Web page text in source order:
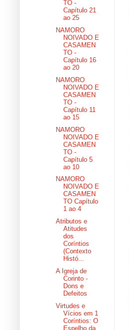
TO -
Capítulo 21
ao 25
NAMORO
NOIVADO E
CASAMEN
TO -
Capítulo 16
ao 20
NAMORO
NOIVADO E
CASAMEN
TO -
Capítulo 11
ao 15
NAMORO
NOIVADO E
CASAMEN
TO -
Capítulo 5
ao 10
NAMORO
NOIVADO E
CASAMEN
TO Capítulo
1 ao 4
Atributos e
Atitudes
dos
Coríntios
(Contexto
Histó...
A Igreja de
Corinto -
Dons e
Defeitos
Virtudes e
Vícios em 1
Coríntios: O
Espelho da